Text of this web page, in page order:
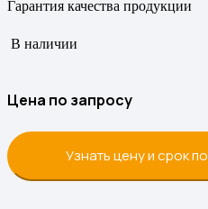
Гарантия качества продукции
В наличии
Цена по запросу
Узнать цену и срок